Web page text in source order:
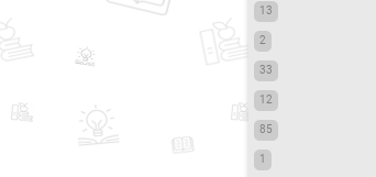
13
2
33
12
85
1